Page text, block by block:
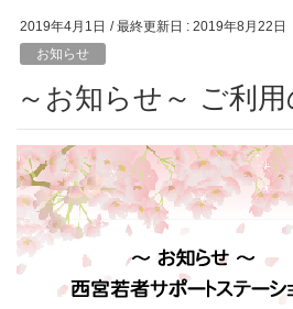
2019年4月1日 / 最終更新日 : 2019年8月22日
お知らせ
～お知らせ～ ご利